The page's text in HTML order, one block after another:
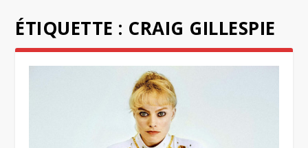
ÉTIQUETTE : CRAIG GILLESPIE